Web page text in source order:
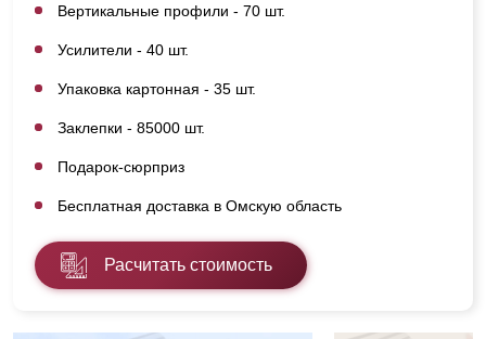
Вертикальные профили - 70 шт.
Усилители - 40 шт.
Упаковка картонная - 35 шт.
Заклепки - 85000 шт.
Подарок-сюрприз
Бесплатная доставка в Омскую область
Расчитать стоимость